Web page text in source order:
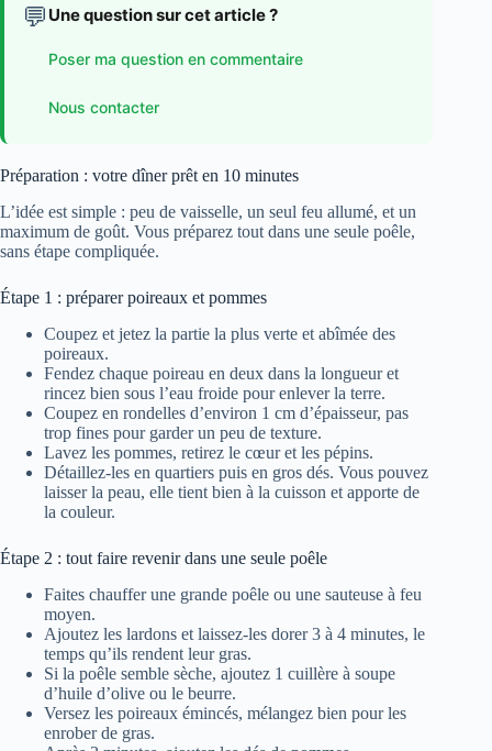
💬 Une question sur cet article ?
Poser ma question en commentaire
Nous contacter
Préparation : votre dîner prêt en 10 minutes
L’idée est simple : peu de vaisselle, un seul feu allumé, et un
maximum de goût. Vous préparez tout dans une seule poêle,
sans étape compliquée.
Étape 1 : préparer poireaux et pommes
Coupez et jetez la partie la plus verte et abîmée des
poireaux.
Fendez chaque poireau en deux dans la longueur et
rincez bien sous l’eau froide pour enlever la terre.
Coupez en rondelles d’environ 1 cm d’épaisseur, pas
trop fines pour garder un peu de texture.
Lavez les pommes, retirez le cœur et les pépins.
Détaillez-les en quartiers puis en gros dés. Vous pouvez
laisser la peau, elle tient bien à la cuisson et apporte de
la couleur.
Étape 2 : tout faire revenir dans une seule poêle
Faites chauffer une grande poêle ou une sauteuse à feu
moyen.
Ajoutez les lardons et laissez-les dorer 3 à 4 minutes, le
temps qu’ils rendent leur gras.
Si la poêle semble sèche, ajoutez 1 cuillère à soupe
d’huile d’olive ou le beurre.
Versez les poireaux émincés, mélangez bien pour les
enrober de gras.